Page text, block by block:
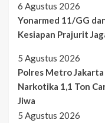
6 Agustus 2026
Yonarmed 11/GG
Kesiapan Prajurit
5 Agustus 2026
Polres Metro
Narkotika 1,1 Ton
Jiwa
5 Agustus 2026